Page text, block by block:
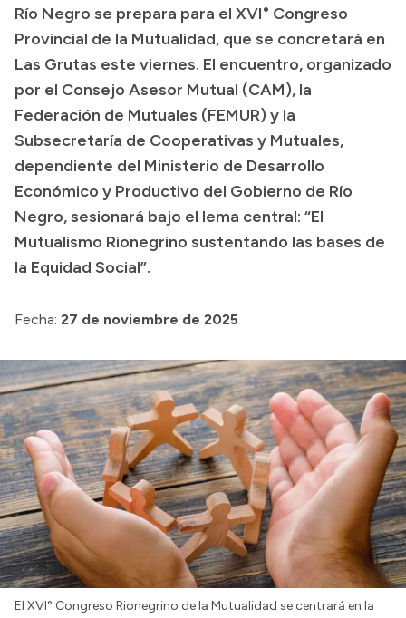
Presupuesto
Boletín Oficial
Compras y licitaciones
Consulta de expedientes
Consulta de pago a proveedores
Convocatorias
Login
Río Negro se prepara para el XVI° Congreso
Provincial de la Mutualidad, que se concretará en
Las Grutas este viernes. El encuentro, organizado
por el Consejo Asesor Mutual (CAM), la
Federación de Mutuales (FEMUR) y la
Subsecretaría de Cooperativas y Mutuales,
dependiente del Ministerio de Desarrollo
Económico y Productivo del Gobierno de Río
Negro, sesionará bajo el lema central: “El
Mutualismo Rionegrino sustentando las bases de
la Equidad Social”.
Fecha: 27 de noviembre de 2025
El XVI° Congreso Rionegrino de la Mutualidad se centrará en la